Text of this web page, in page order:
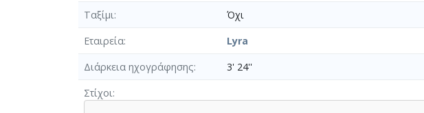
Ταξίμι
Όχι
Εταιρεία
Lyra
Διάρκεια ηχογράφησης
3' 24''
Στίχοι